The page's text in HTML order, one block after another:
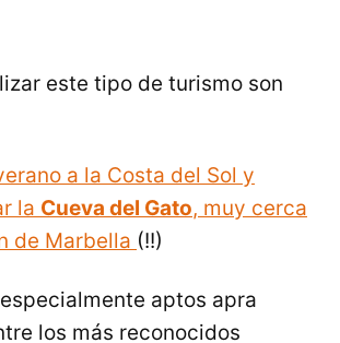
este tipo de turismo son
a la Costa del Sol y
la Cueva del Gato, muy cerca
de Marbella (!!)
aptos apra
los más reconocidos